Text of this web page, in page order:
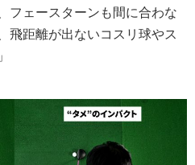
フェースターンも間に合わな
飛距離が出ないコスリ球やス